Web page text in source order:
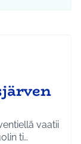
vaatii
ti…